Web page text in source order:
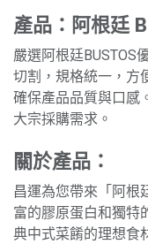
產品：阿根廷
嚴選阿根廷BUSTOS
切割，規格統一，方
確保產品品質與口感
大宗採購需求。
關於產品：
昌運為您帶來「阿根
富的膠原蛋白和獨特
典中式菜餚的理想食